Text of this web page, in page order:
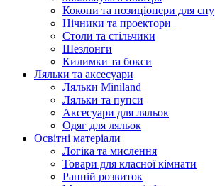
Кокони та позиціонери для сну
Нічники та проектори
Столи та стільчики
Шезлонги
Килимки та бокси
Ляльки та аксесуари
Ляльки Miniland
Ляльки та пупси
Аксесуари для ляльок
Одяг для ляльок
Освітні матеріали
Логіка та мислення
Товари для класної кімнати
Ранній розвиток